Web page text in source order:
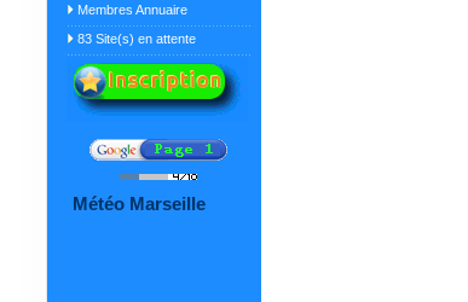
Membres Annuaire
83 Site(s) en attente
Météo Marseille